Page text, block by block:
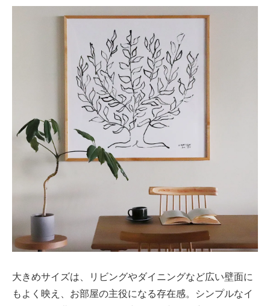
大きめサイズは、リビングやダイニングなど広い壁面に
もよく映え、お部屋の主役になる存在感。シンプルなイ